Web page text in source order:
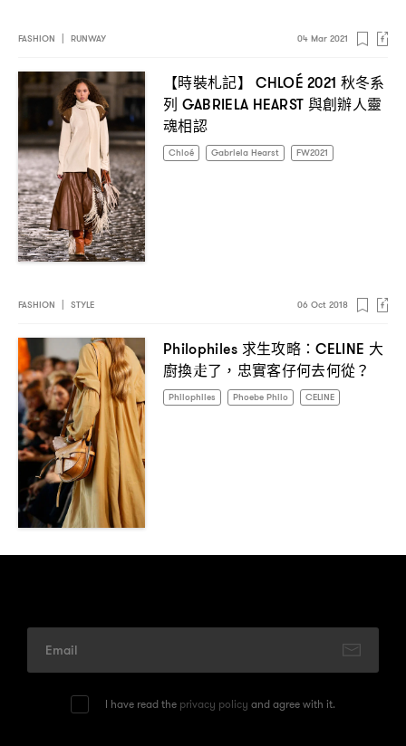
FASHION | RUNWAY 04 Mar 2021
【時裝札記】 CHLOÉ 2021 秋冬系
列 GABRIELA HEARST 與創辦人靈
魂相認
Chloé Gabriela Hearst FW2021
FASHION | STYLE 06 Oct 2018
Philophiles 求生攻略 ：CELINE 大
廚換走了 ， 忠實客仔何去何從？
Philophiles Phoebe Philo CELINE
I have read the privacy policy and agree with it.